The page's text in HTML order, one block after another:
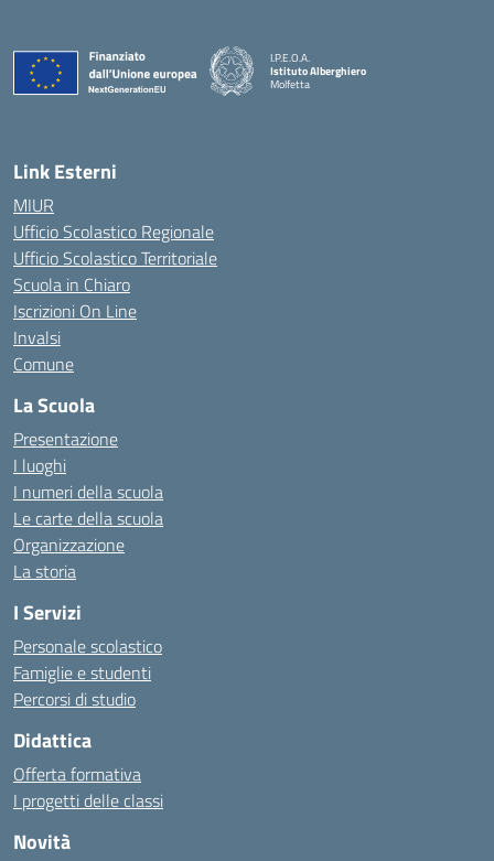
I.P.E.O.A.
Istituto Alberghiero
Molfetta
Link Esterni
MIUR
Ufficio Scolastico Regionale
Ufficio Scolastico Territoriale
Scuola in Chiaro
Iscrizioni On Line
Invalsi
Comune
La Scuola
Presentazione
I luoghi
I numeri della scuola
Le carte della scuola
Organizzazione
La storia
I Servizi
Personale scolastico
Famiglie e studenti
Percorsi di studio
Didattica
Offerta formativa
I progetti delle classi
Novità